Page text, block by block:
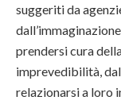
suggeriti da
prendersi cura
imprevedibilità,
relazionarsi a loro